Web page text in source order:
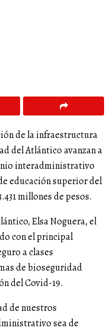
de la infraestructura
del Atlántico avanzan a
interadministrativo
educación superior del
millones de pesos.
Elsa Noguera, el
con el principal
a clases
de bioseguridad
del Covid-19.
de nuestros
sea de